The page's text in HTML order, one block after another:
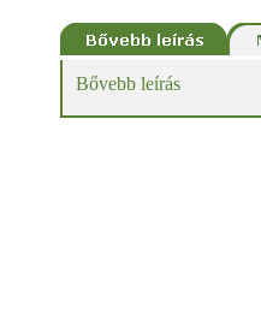
Bővebb leírás